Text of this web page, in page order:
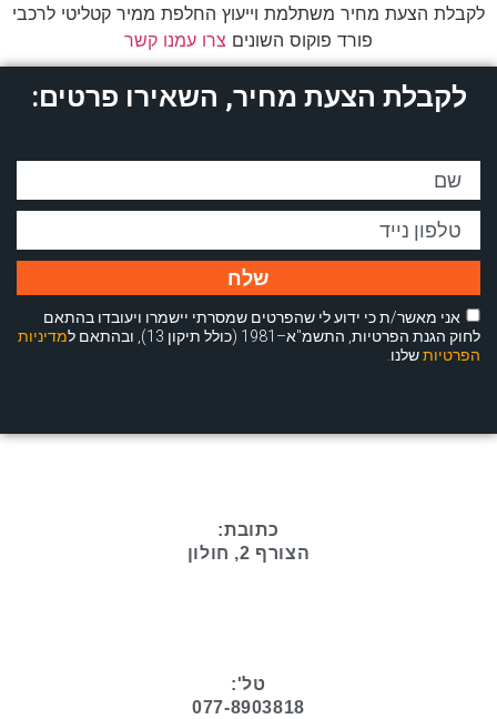
לקבלת הצעת מחיר משתלמת וייעוץ החלפת ממיר קטליטי לרכבי
פורד פוקוס השונים צרו עמנו קשר
לקבלת הצעת מחיר, השאירו פרטים:
אני מאשר/ת כי ידוע לי שהפרטים שמסרתי יישמרו ויעובדו בהתאם
לחוק הגנת הפרטיות, התשמ"א–1981 (כולל תיקון 13), ובהתאם ל
מדיניות
הפרטיותשלנו.
שלח
כתובת:
הצורף 2, חולון
טל':
077-8903818